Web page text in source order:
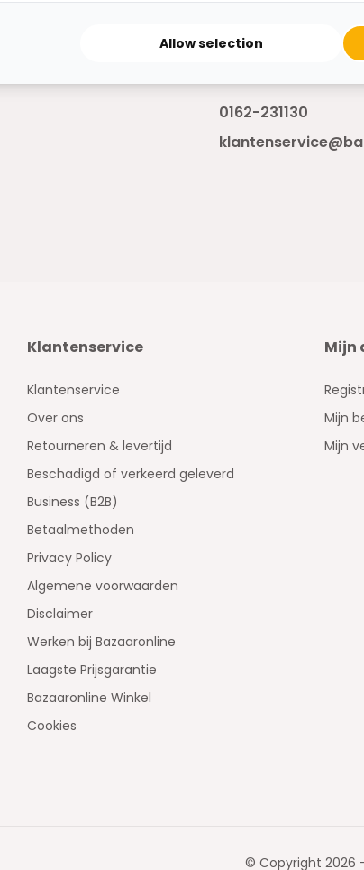
Bereikbaar van ma -
0162-231130
Klantenservice
Klantenservice
Over ons
Retourneren & levertijd
Beschadigd of verkeerd geleverd
Business (B2B)
Betaalmethoden
Privacy Policy
Algemene voorwaarden
Disclaimer
Werken bij Bazaaronline
Laagste Prijsgarantie
Bazaaronline Winkel
Cookies
Mijn
Mijn
Mijn
© Copyright 2026
Allow selection